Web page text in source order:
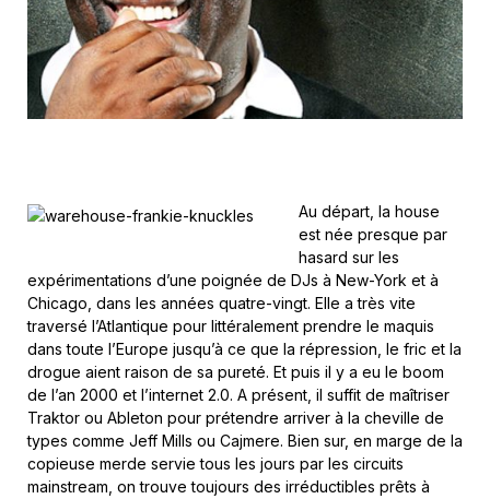
Au départ, la house
est née presque par
hasard sur les
expérimentations d’une poignée de DJs à New-York et à
Chicago, dans les années quatre-vingt. Elle a très vite
traversé l’Atlantique pour littéralement prendre le maquis
dans toute l’Europe jusqu’à ce que la répression, le fric et la
drogue aient raison de sa pureté. Et puis il y a eu le boom
de l’an 2000 et l’internet 2.0. A présent, il suffit de maîtriser
Traktor ou Ableton pour prétendre arriver à la cheville de
types comme Jeff Mills ou Cajmere. Bien sur, en marge de la
copieuse merde servie tous les jours par les circuits
mainstream, on trouve toujours des irréductibles prêts à